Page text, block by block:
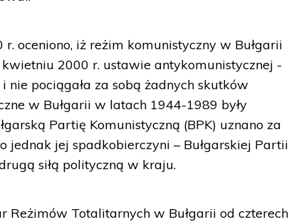
oceniono, iż reżim komunistyczny w Bułgarii
2000 r. ustawie antykomunistycznej -
pociągała za sobą żadnych skutków
w Bułgarii w latach 1944-1989 były
Partię Komunistyczną (BPK) uznano za
jednak jej spadkobierczyni – Bułgarskiej Partii
siłą polityczną w kraju.
Reżimów Totalitarnych w Bułgarii od czterech